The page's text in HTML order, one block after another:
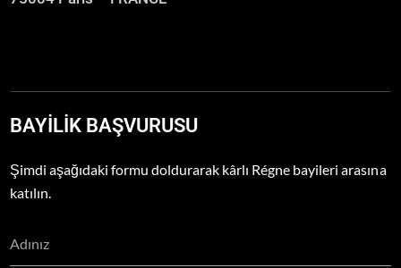
BAYILIK BAŞVURUSU
Şimdi aşağıdaki formu doldurarak kârlı Régne bayileri arasına
katılın.